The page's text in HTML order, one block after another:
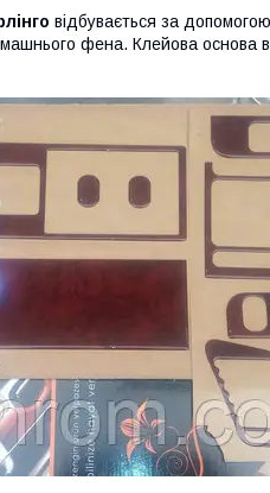
відбувається за
фена. Клейова основа